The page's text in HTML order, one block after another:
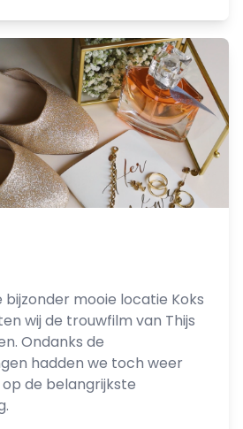
bijzonder mooie locatie Koks
wij de trouwfilm van Thijs
Ondanks de
hadden we toch weer
de belangrijkste